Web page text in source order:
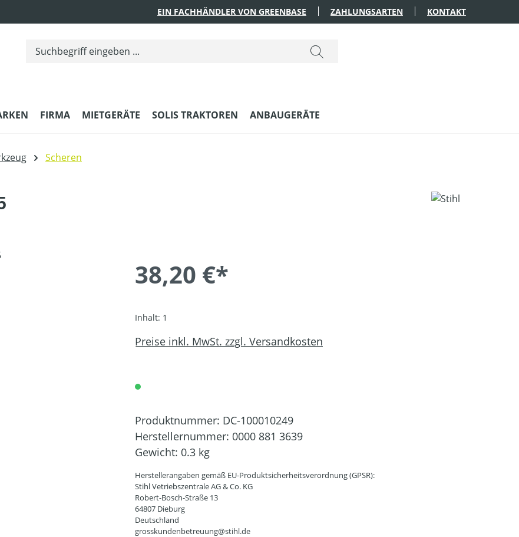
EIN FACHHÄNDLER VON GREENBASE ZAHLUNGSARTEN KONTAKT
FIRMA MIETGERÄTE SOLIS TRAKTOREN ANBAUGERÄTE
Scheren
38,20 €*
Inhalt: 1
Preise inkl. MwSt. zzgl. Versandkosten
Produktnummer: DC-100010249
Herstellernummer: 0000 881 3639
Gewicht: 0.3 kg
Herstellerangaben gemäß EU-Produktsicherheitsverordnung (GPSR):
Stihl Vetriebszentrale AG & Co. KG
Robert-Bosch-Straße 13
64807 Dieburg
Deutschland
grosskundenbetreuung@stihl.de